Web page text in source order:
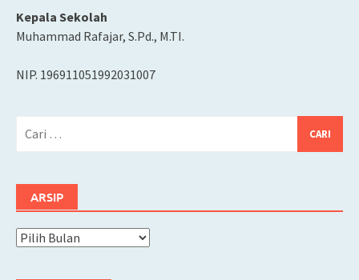
Kepala Sekolah
Muhammad Rafajar, S.Pd., M.TI.
NIP. 196911051992031007
ARSIP
Arsip